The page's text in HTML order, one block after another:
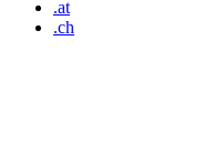
.at
.ch